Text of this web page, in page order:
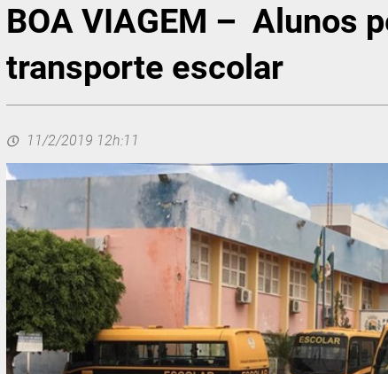
BOA VIAGEM – Alunos
transporte escolar
11/2/2019 12h:11